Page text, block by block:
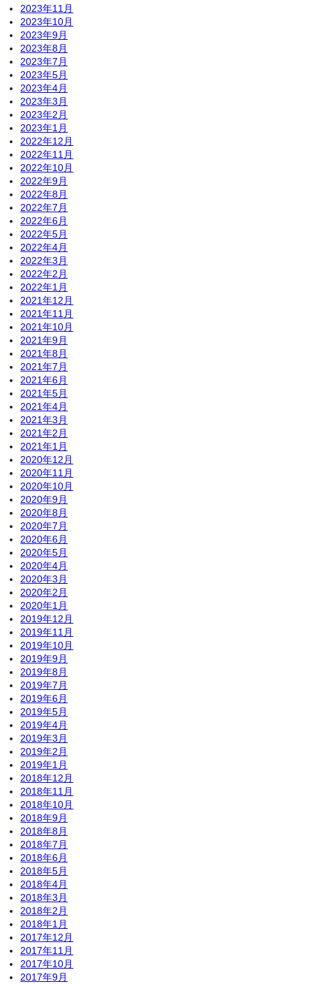
2023年11月
2023年10月
2023年9月
2023年8月
2023年7月
2023年5月
2023年4月
2023年3月
2023年2月
2023年1月
2022年12月
2022年11月
2022年10月
2022年9月
2022年8月
2022年7月
2022年6月
2022年5月
2022年4月
2022年3月
2022年2月
2022年1月
2021年12月
2021年11月
2021年10月
2021年9月
2021年8月
2021年7月
2021年6月
2021年5月
2021年4月
2021年3月
2021年2月
2021年1月
2020年12月
2020年11月
2020年10月
2020年9月
2020年8月
2020年7月
2020年6月
2020年5月
2020年4月
2020年3月
2020年2月
2020年1月
2019年12月
2019年11月
2019年10月
2019年9月
2019年8月
2019年7月
2019年6月
2019年5月
2019年4月
2019年3月
2019年2月
2019年1月
2018年12月
2018年11月
2018年10月
2018年9月
2018年8月
2018年7月
2018年6月
2018年5月
2018年4月
2018年3月
2018年2月
2018年1月
2017年12月
2017年11月
2017年10月
2017年9月